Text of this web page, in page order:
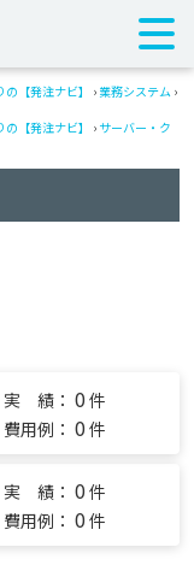
【発注ナビ】 › 業務システム ›
【発注ナビ】
› サーバー・ク
実 績： 0 件
費用例： 0 件
実 績： 0 件
費用例： 0 件